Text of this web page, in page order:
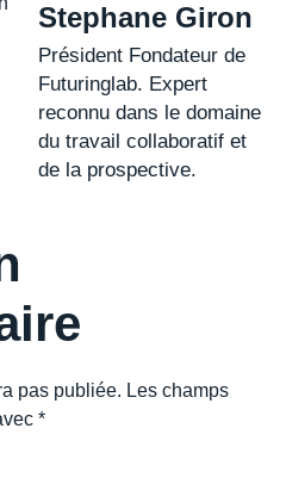
Stephane Giron
Président Fondateur de
Futuringlab. Expert
reconnu dans le domaine
du travail collaboratif et
de la prospective.
pas publiée. Les champs
*